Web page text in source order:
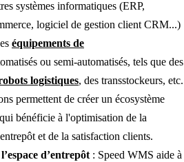
systèmes informatiques (ERP,
logiciel de gestion client CRM...)
équipements de
ou semi-automatisés, tels que des
logistiques, des transstockeurs, etc.
permettent de créer un écosystème
bénéficie à l'optimisation de la
et de la satisfaction clients.
d’entrepôt : Speed WMS aide à